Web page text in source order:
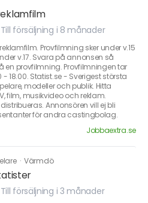
Till försäljning i 8 månader
Provfilmning sker under v.15
v.17. Svara på annonsen så
en provfilmning. Provfilmningen tar
18.00. Statist.se - Sverigest största
modeller och publik. Hitta
film, musikvideo och reklam.
Annonsören vill ej bli
för andra castingbolag.
Jobbaextra.se
·Värmdö
Till försäljning i 3 månader